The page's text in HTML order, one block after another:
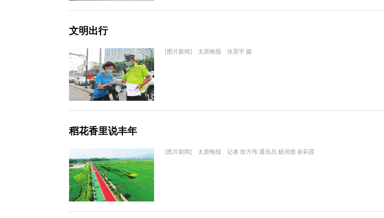
文明出行
[图片新闻] 太原晚报 张昊宇 摄
稻花香里说丰年
[图片新闻] 太原晚报 记者 徐方伟 通讯员 杨润德 崔莉霞